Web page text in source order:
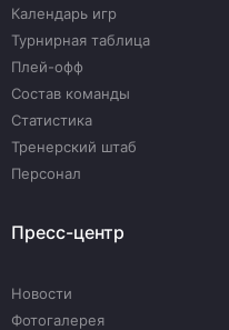
Календарь игр
Турнирная таблица
Плей-офф
Состав команды
Статистика
Тренерский штаб
Персонал
Пресс-центр
Новости
Фотогалерея